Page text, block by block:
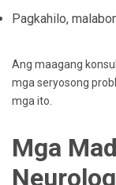
Pagkahilo,
Ang maagang
mga seryosong
mga ito.
Mga